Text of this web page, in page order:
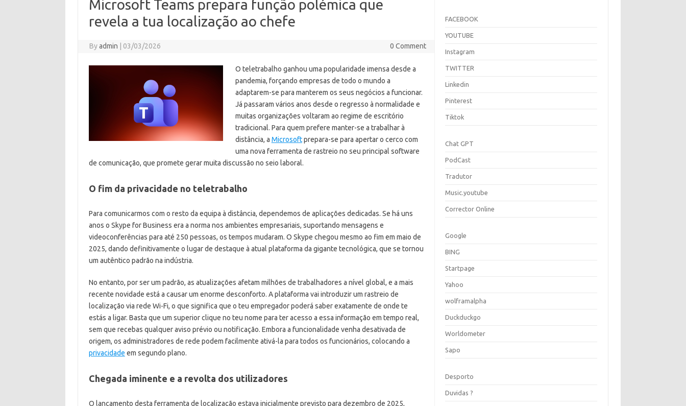
Microsoft Teams prepara função polémica que
revela a tua localização ao chefe
Byadmin 03/03/2026 0 Comment
O teletrabalho ganhou uma popularidade imensa desde a
pandemia, forçando empresas de todo o mundo a
adaptarem-se para manterem os seus negócios a funcionar.
Já passaram vários anos desde o regresso à normalidade e
muitas organizações voltaram ao regime de escritório
tradicional. Para quem prefere manter-se a trabalhar à
distância, a Microsoftprepara-se para apertar o cerco com
uma nova ferramenta de rastreio no seu principal software
de comunicação, que promete gerar muita discussão no seio laboral.
O fim da privacidade no teletrabalho
Para comunicarmos com o resto da equipa à distância, dependemos de aplicações dedicadas. Se há uns
anos o Skype for Business era a norma nos ambientes empresariais, suportando mensagens e
videoconferências para até 250 pessoas, os tempos mudaram. O Skype chegou mesmo ao fim em maio de
2025, dando definitivamente o lugar de destaque à atual plataforma da gigante tecnológica, que se tornou
um autêntico padrão na indústria.
No entanto, por ser um padrão, as atualizações afetam milhões de trabalhadores a nível global, e a mais
recente novidade está a causar um enorme desconforto. A plataforma vai introduzir um rastreio de
localização via rede Wi-Fi, o que significa que o teu empregador poderá saber exatamente de onde te
estás a ligar. Basta que um superior clique no teu nome para ter acesso a essa informação em tempo real,
sem que recebas qualquer aviso prévio ou notificação. Embora a funcionalidade venha desativada de
origem, os administradores de rede podem facilmente ativá-la para todos os funcionários, colocando a
privacidade em segundo plano.
Chegada iminente e a revolta dos utilizadores
O lançamento desta ferramenta de localização estava inicialmente previsto para dezembro de 2025,
FACEBOOK
YOUTUBE
Instagram
TWITTER
Linkedin
Pinterest
Tiktok
Chat GPT
PodCast
Tradutor
Music.youtube
Corrector Online
Google
BING
Startpage
Yahoo
wolframalpha
Duckduckgo
Worldometer
Sapo
Desporto
Duvidas ?